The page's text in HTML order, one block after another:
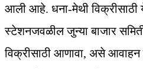
आली आहे. धना-मेथी विक्रीसाठी
स्टेशनजवळील जुन्या बाजार
विक्रीसाठी आणावा, असे आवाहन